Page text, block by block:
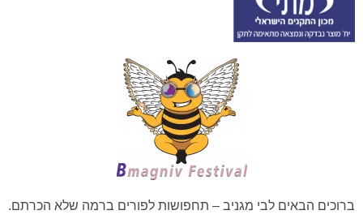
ברוכים הבאים לבי מגניב – תחפושות לפורים ברמה שלא הכרתם.